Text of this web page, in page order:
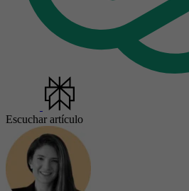
Escuchar artículo